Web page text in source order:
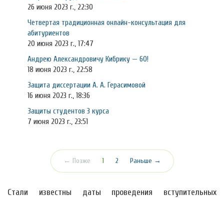
26 июня 2023 г., 22:30
Четвертая традиционная онлайн-консультация для
абитуриентов
20 июня 2023 г., 17:47
Андрею Александровичу Кибрику — 60!
18 июня 2023 г., 22:58
Защита диссертации А. А. Герасимовой
16 июня 2023 г., 18:36
Защиты студентов 3 курса
7 июня 2023 г., 23:51
← Позже 1(текущая)
2 Раньше →
Стали известны даты проведения вступительных